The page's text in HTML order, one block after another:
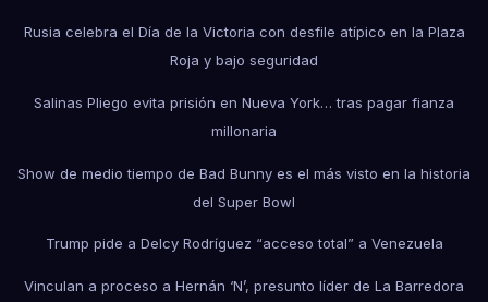
Rusia celebra el Día de la Victoria con desfile atípico en la Plaza
Roja y bajo seguridad
Salinas Pliego evita prisión en Nueva York… tras pagar fianza
millonaria
Show de medio tiempo de Bad Bunny es el más visto en la historia
del Super Bowl
Trump pide a Delcy Rodríguez “acceso total” a Venezuela
Vinculan a proceso a Hernán ‘N’, presunto líder de La Barredora